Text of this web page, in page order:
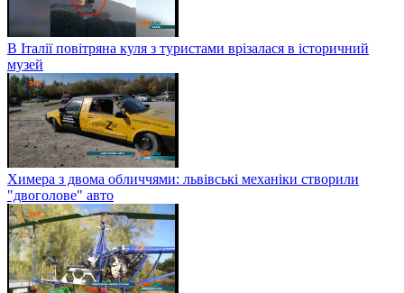
В Італії повітряна куля з туристами врізалася в історичний
музей
Химера з двома обличчями: львівські механіки створили
"двоголове" авто